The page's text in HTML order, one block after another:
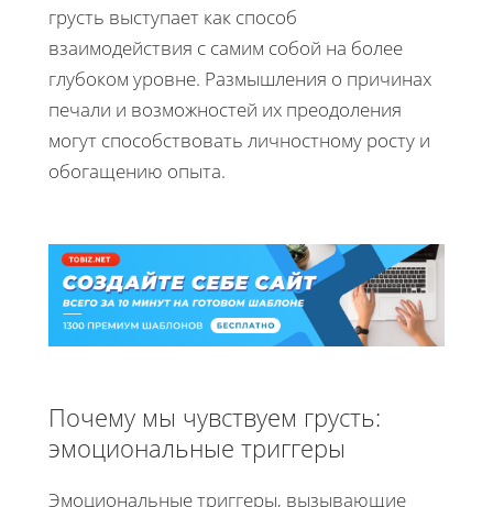
грусть выступает как способ
взаимодействия с самим собой на более
глубоком уровне. Размышления о причинах
печали и возможностей их преодоления
могут способствовать личностному росту и
обогащению опыта.
Почему мы чувствуем грусть:
эмоциональные триггеры
Эмоциональные триггеры, вызывающие